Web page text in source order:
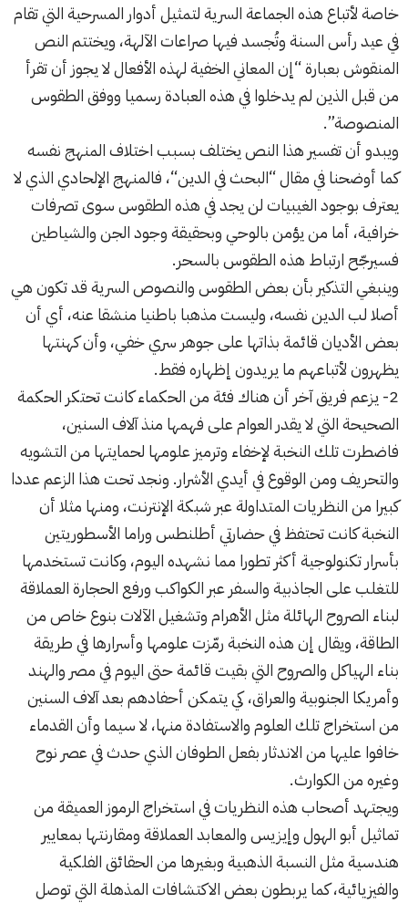
خاصة لأتباع هذه الجماعة السرية لتمثيل أدوار المسرحية التي تقام
في عيد رأس السنة وتُجسد فيها صراعات الآلهة، ويختتم النص
المنقوش بعبارة “إن المعاني الخفية لهذه الأفعال لا يجوز أن تقرأ
من قبل الذين لم يدخلوا في هذه العبادة رسميا ووفق الطقوس
المنصوصة”.
ويبدو أن تفسير هذا النص يختلف بسبب اختلاف المنهج نفسه
كما أوضحنا في مقال “البحث في الدين“، فالمنهج الإلحادي الذي لا
يعترف بوجود الغيبيات لن يجد في هذه الطقوس سوى تصرفات
خرافية، أما من يؤمن بالوحي وبحقيقة وجود الجن والشياطين
فسيرجّح ارتباط هذه الطقوس بالسحر.
وينبغي التذكير بأن بعض الطقوس والنصوص السرية قد تكون هي
أصلا لب الدين نفسه، وليست مذهبا باطنيا منشقا عنه، أي أن
بعض الأديان قائمة بذاتها على جوهر سري خفي، وأن كهنتها
يظهرون لأتباعهم ما يريدون إظهاره فقط.
2- يزعم فريق آخر أن هناك فئة من الحكماء كانت تحتكر الحكمة
الصحيحة التي لا يقدر العوام على فهمها منذ آلاف السنين،
فاضطرت تلك النخبة لإخفاء وترميز علومها لحمايتها من التشويه
والتحريف ومن الوقوع في أيدي الأشرار. ونجد تحت هذا الزعم عددا
كبيرا من النظريات المتداولة عبر شبكة الإنترنت، ومنها مثلا أن
النخبة كانت تحتفظ في حضارتي أطلنطس وراما الأسطوريتين
بأسرار تكنولوجية أكثر تطورا مما نشهده اليوم، وكانت تستخدمها
للتغلب على الجاذبية والسفر عبر الكواكب ورفع الحجارة العملاقة
لبناء الصروح الهائلة مثل الأهرام وتشغيل الآلات بنوع خاص من
الطاقة، ويقال إن هذه النخبة رمّزت علومها وأسرارها في طريقة
بناء الهياكل والصروح التي بقيت قائمة حتى اليوم في مصر والهند
وأمريكا الجنوبية والعراق، كي يتمكن أحفادهم بعد آلاف السنين
من استخراج تلك العلوم والاستفادة منها، لا سيما وأن القدماء
خافوا عليها من الاندثار بفعل الطوفان الذي حدث في عصر نوح
وغيره من الكوارث.
ويجتهد أصحاب هذه النظريات في استخراج الرموز العميقة من
تماثيل أبو الهول وإيزيس والمعابد العملاقة ومقارنتها بمعايير
هندسية مثل النسبة الذهبية وبغيرها من الحقائق الفلكية
والفيزيائية، كما يربطون بعض الاكتشافات المذهلة التي توصل